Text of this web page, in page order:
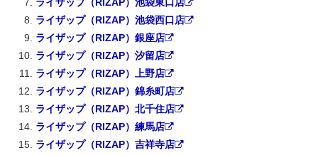
ライザップ（RIZAP）池袋西口店
ライザップ（RIZAP）銀座店
ライザップ（RIZAP）汐留店
ライザップ（RIZAP）上野店
ライザップ（RIZAP）錦糸町店
ライザップ（RIZAP）北千住店
ライザップ（RIZAP）練馬店
ライザップ（RIZAP）吉祥寺店